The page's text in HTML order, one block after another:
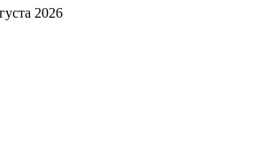
2026